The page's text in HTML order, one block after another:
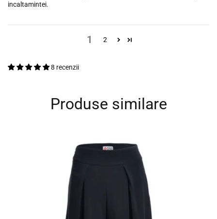
incaltamintei.
1 2
8 recenzii
Produse similare